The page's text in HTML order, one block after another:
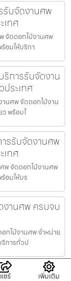
รับจัดงานศพ
เทศ
จัดดอกไม้งานศพ
อมให้บริกา
ริการรับจัดงาน
ระเทศ
านศพ จัดดอกไม้งาน
พร้อมใ
รรับจัดงานศพ
เทศ
พ จัดดอกไม้งานศพ
อมให้บร
งานศพ ครบจบ
กไม้งานศพ จำหน่าย
ริการทั่วป
ศพ ครบจบใน
แชร์ เพิ่มเติม